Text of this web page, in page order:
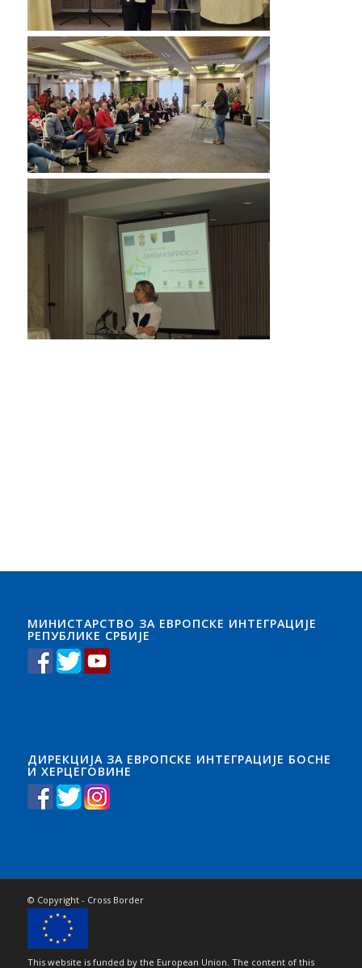
МИНИСТАРСТВО ЗА ЕВРОПСКЕ ИНТЕГРАЦИЈЕ
РЕПУБЛИКЕ СРБИЈЕ
ДИРЕКЦИЈА ЗА ЕВРОПСКЕ ИНТЕГРАЦИЈЕ БОСНЕ
И ХЕРЦЕГОВИНЕ
© Copyright - Cross Border
This website is funded by the European Union. The content of this